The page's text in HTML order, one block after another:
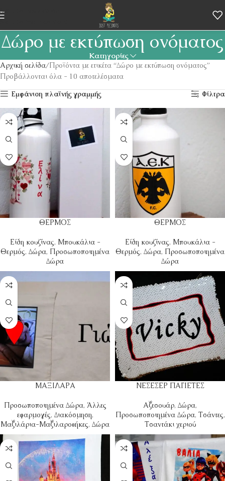
Skip to navigation
Skip to main content
Δώρο με εκτύπωση ονόματος
Κατηγορίες
Αρχική σελίδα Προϊόντα με ετικέτα “Δώρο με εκτύπωση ονόματος”
Προβάλλονται όλα - 10 αποτελέσματα
Εμφάνιση πλαϊνής γραμμής
Φίλτρα
ΘΕΡΜΟΣ
Είδη κουζίνας, Μπουκάλια -
Θερμός, Δώρα, Προσωποποιημένα
Δώρα
ΘΕΡΜΟΣ
Είδη κουζίνας, Μπουκάλια -
Θερμός, Δώρα, Προσωποποιημένα
Δώρα
ΜΑΞΙΛΑΡΑ
Προσωποποιημένα Δώρα, Άλλες
εφαρμογές, Διακόσμηση,
Μαξιλάρια-Μαξιλαροθήκες, Δώρα
ΝΕΣΕΣΕΡ ΠΑΓΙΕΤΕΣ
Αξεσουάρ, Δώρα,
Προσωποποιημένα Δώρα, Τσάντες,
Τσαντάκι χεριού